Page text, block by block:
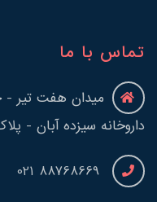
تماس با ما
میدان هفت تیر -
داروخانه سیزده آبان - پلاک 80 - واحد 5 - طبقه دوم
88768669 021